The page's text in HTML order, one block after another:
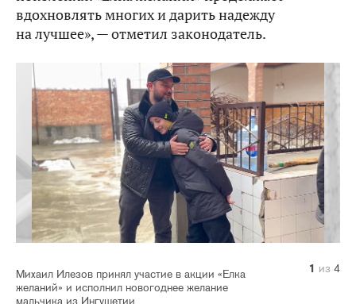
вдохновлять многих и дарить надежду
на лучшее», — отметил законодатель.
Михаил Илезов принял участие в акции «Елка
желаний» и исполнил новогоднее желание
мальчика из Ингушетии
1 из 4
2 из 4
3 из 4
4 из 4